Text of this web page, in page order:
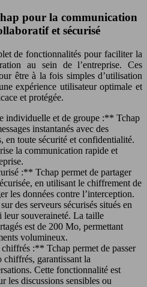
pour la communication
et sécurisé
de fonctionnalités pour faciliter la
au sein de l’entreprise. Ces
être à la fois simples d’utilisation
expérience utilisateur optimale et
et protégée.
individuelle et de groupe :** Tchap
instantanés avec des
en toute sécurité et confidentialité.
la communication rapide et
:** Tchap permet de partager
en utilisant le chiffrement de
les données contre l’interception.
des serveurs sécurisés situés en
leur souveraineté. La taille
est de 200 Mo, permettant
volumineux.
:** Tchap permet de passer
chiffrés, garantissant la
Cette fonctionnalité est
les discussions sensibles ou